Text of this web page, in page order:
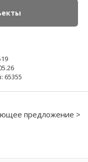
65355
предложение >